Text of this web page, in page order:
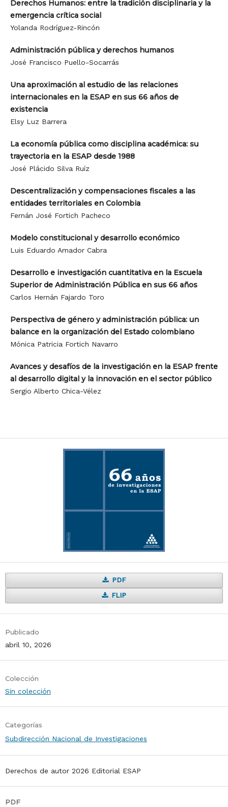
Derechos Humanos: entre la tradición disciplinaria y la
emergencia crítica social
Yolanda Rodríguez-Rincón
Administración pública y derechos humanos
José Francisco Puello-Socarrás
Una aproximación al estudio de las relaciones
internacionales en la ESAP en sus 66 años de
existencia
Elsy Luz Barrera
La economía pública como disciplina académica: su
trayectoria en la ESAP desde 1988
José Plácido Silva Ruíz
Descentralización y compensaciones fiscales a las
entidades territoriales en Colombia
Fernán José Fortich Pacheco
Modelo constitucional y desarrollo económico
Luis Eduardo Amador Cabra
Desarrollo e investigación cuantitativa en la Escuela
Superior de Administración Pública en sus 66 años
Carlos Hernán Fajardo Toro
Perspectiva de género y administración pública: un
balance en la organización del Estado colombiano
Mónica Patricia Fortich Navarro
Avances y desafíos de la investigación en la ESAP frente
al desarrollo digital y la innovación en el sector público
Sergio Alberto Chica-Vélez
PDF
FLIP
Publicado
abril 10, 2026
Colección
Sin colección
Categorías
Subdirección Nacional de Investigaciones
Derechos de autor 2026 Editorial ESAP
PDF